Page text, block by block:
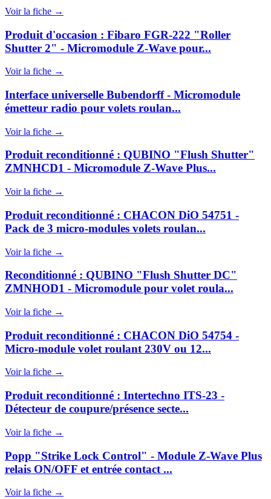
Voir la fiche →
Produit d'occasion : Fibaro FGR-222 "Roller
Shutter 2" - Micromodule Z‑Wave pour...
Voir la fiche →
Interface universelle Bubendorff - Micromodule
émetteur radio pour volets roulan...
Voir la fiche →
Produit reconditionné : QUBINO "Flush Shutter"
ZMNHCD1 - Micromodule Z‑Wave Plus...
Voir la fiche →
Produit reconditionné : CHACON DiO 54751 -
Pack de 3 micro-modules volets roulan...
Voir la fiche →
Reconditionné : QUBINO "Flush Shutter DC"
ZMNHOD1 - Micromodule pour volet roula...
Voir la fiche →
Produit reconditionné : CHACON DiO 54754 -
Micro-module volet roulant 230V ou 12...
Voir la fiche →
Produit reconditionné : Intertechno ITS-23 -
Détecteur de coupure/présence secte...
Voir la fiche →
Popp "Strike Lock Control" - Module Z-Wave Plus
relais ON/OFF et entrée contact ...
Voir la fiche →